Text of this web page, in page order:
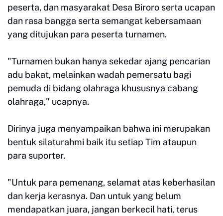
peserta, dan masyarakat Desa Biroro serta ucapan
dan rasa bangga serta semangat kebersamaan
yang ditujukan para peserta turnamen.
"Turnamen bukan hanya sekedar ajang pencarian
adu bakat, melainkan wadah pemersatu bagi
pemuda di bidang olahraga khususnya cabang
olahraga," ucapnya.
Dirinya juga menyampaikan bahwa ini merupakan
bentuk silaturahmi baik itu setiap Tim ataupun
para suporter.
"Untuk para pemenang, selamat atas keberhasilan
dan kerja kerasnya. Dan untuk yang belum
mendapatkan juara, jangan berkecil hati, terus